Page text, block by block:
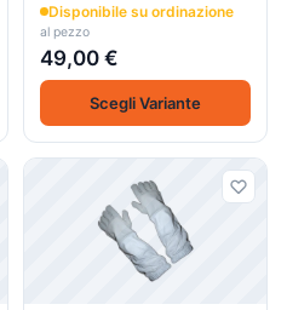
Disponibile su ordinazione
al pezzo
49,00 €
Scegli Variante